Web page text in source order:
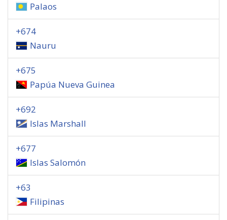
Palaos
+674
Nauru
+675
Papúa Nueva Guinea
+692
Islas Marshall
+677
Islas Salomón
+63
Filipinas